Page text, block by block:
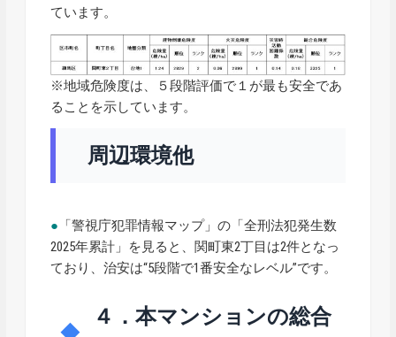
ています。
※地域危険度は、５段階評価で１が最も安全であ
ることを示しています。
周辺環境他
● 「警視庁犯罪情報マップ」の「全刑法犯発生数
2025年累計」を見ると、関町東2丁目は2件となっ
ており、治安は“5段階で1番安全なレベル”です。
４．本マンションの総合